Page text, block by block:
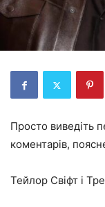
Просто виведіть
коментарів,
Тейлор Свіфт і